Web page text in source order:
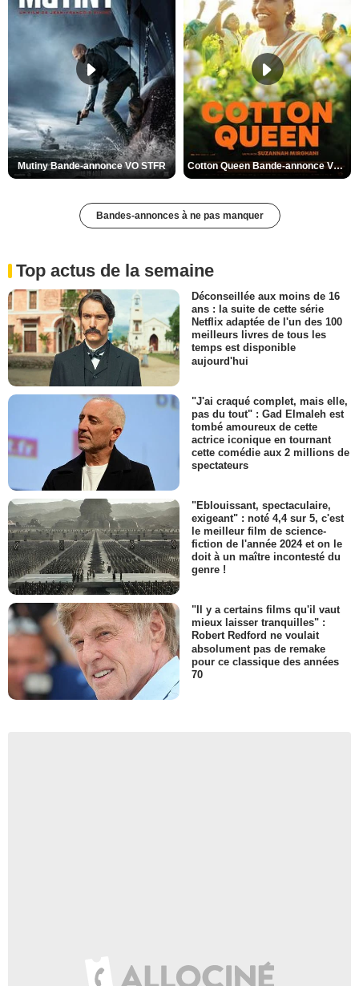
Mutiny Bande-annonce VO STFR Cotton Queen Bande-annonce VO STFR
Bandes-annonces à ne pas manquer
Top actus de la semaine
Déconseillée aux moins de 16
ans : la suite de cette série
Netflix adaptée de l'un des 100
meilleurs livres de tous les
temps est disponible
aujourd'hui
"J'ai craqué complet, mais elle,
pas du tout" : Gad Elmaleh est
tombé amoureux de cette
actrice iconique en tournant
cette comédie aux 2 millions de
spectateurs
"Eblouissant, spectaculaire,
exigeant" : noté 4,4 sur 5, c'est
le meilleur film de science-
fiction de l'année 2024 et on le
doit à un maître incontesté du
genre !
"Il y a certains films qu'il vaut
mieux laisser tranquilles" :
Robert Redford ne voulait
absolument pas de remake
pour ce classique des années
70